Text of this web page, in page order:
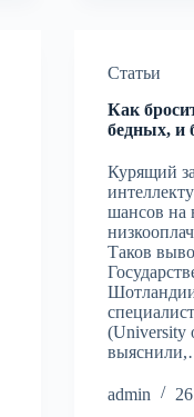
Статьи
Как
бедных, и
Курящий
шансов на
Таков
(University
admin